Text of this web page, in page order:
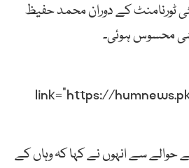
ٹورنامنٹ کے دوران محمد حفیظ
محسوس ہوئی۔
link=”https://
سے انہوں نے کہا کہ وہاں کے